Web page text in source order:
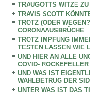
TRAUGOTTS WITZE
TRAVIS SCOTT
TROTZ (ODER
CORONAAUSBRÜCHE
TROTZ IMPFUNG
TESTEN LASSEN WIE
UND HIER AN ALLE
COVID-
UND WAS IST
WAHLBETRUG DER
UNTER WAS IST DAS